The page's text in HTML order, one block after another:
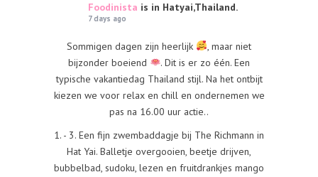
Foodinista is in Hatyai,Thailand.
7 days ago
Sommigen dagen zijn heerlijk
, maar niet
bijzonder boeiend
. Dit is er zo één. Een
typische vakantiedag Thailand stijl. Na het ontbijt
kiezen we voor relax en chill en ondernemen we
pas na 16.00 uur actie..
1. - 3. Een fijn zwembaddagje bij The Richmann in
Hat Yai. Balletje overgooien, beetje drijven,
bubbelbad, sudoku, lezen en fruitdrankjes mango